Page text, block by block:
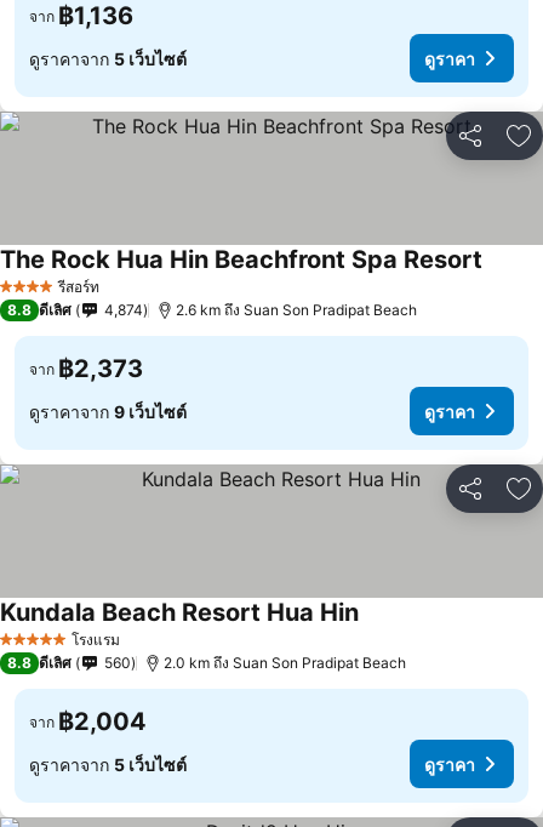
จาก ฿1,136
ดูราคาจาก 5 เว็บไซต์ ดูราคา
แชร์ เ
4 ดาว รีสอร์ท
The Rock Hua Hin Beachfront Spa Resort
8.8 ดีเลิศ 4,874 2.6 km ถึง Suan Son Pradipat Beach
จาก ฿2,373
ดูราคาจาก 9 เว็บไซต์ ดูราคา
แชร์ เ
5 ดาว โรงแรม
Kundala Beach Resort Hua Hin
8.8 ดีเลิศ 560 2.0 km ถึง Suan Son Pradipat Beach
จาก ฿2,004
ดูราคาจาก 5 เว็บไซต์ ดูราคา